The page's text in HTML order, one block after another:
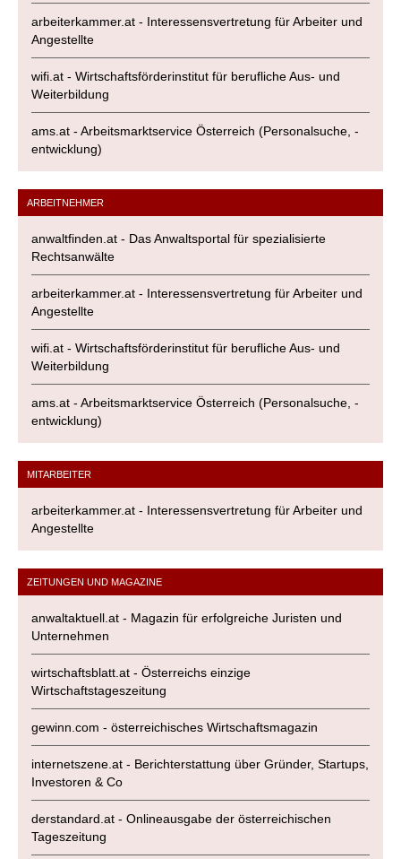
arbeiterkammer.at - Interessensvertretung für Arbeiter und
Angestellte
wifi.at - Wirtschaftsförderinstitut für berufliche Aus- und
Weiterbildung
ams.at - Arbeitsmarktservice Österreich (Personalsuche, -
entwicklung)
ARBEITNEHMER
anwaltfinden.at - Das Anwaltsportal für spezialisierte
Rechtsanwälte
arbeiterkammer.at - Interessensvertretung für Arbeiter und
Angestellte
wifi.at - Wirtschaftsförderinstitut für berufliche Aus- und
Weiterbildung
ams.at - Arbeitsmarktservice Österreich (Personalsuche, -
entwicklung)
MITARBEITER
arbeiterkammer.at - Interessensvertretung für Arbeiter und
Angestellte
ZEITUNGEN UND MAGAZINE
anwaltaktuell.at - Magazin für erfolgreiche Juristen und
Unternehmen
wirtschaftsblatt.at - Österreichs einzige
Wirtschaftstageszeitung
gewinn.com - österreichisches Wirtschaftsmagazin
internetszene.at - Berichterstattung über Gründer, Startups,
Investoren & Co
derstandard.at - Onlineausgabe der österreichischen
Tageszeitung